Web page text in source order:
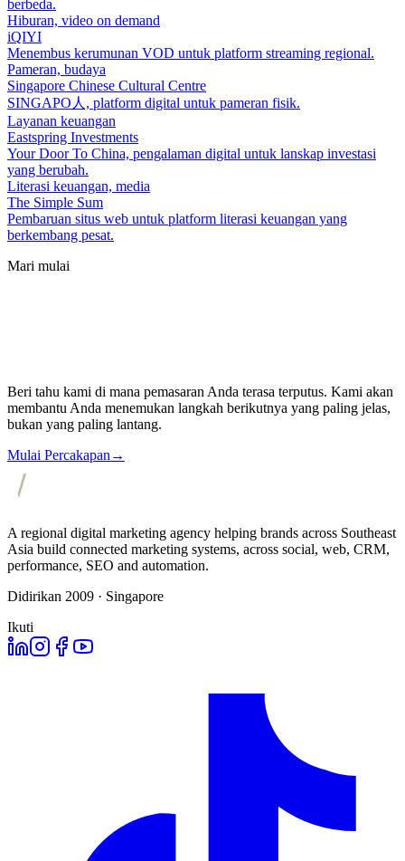
berbeda.
Hiburan, video on demand
iQIYI
Menembus kerumunan VOD untuk platform streaming regional.
Pameran, budaya
Singapore Chinese Cultural Centre
SINGAPO人, platform digital untuk pameran fisik.
Layanan keuangan
Eastspring Investments
Your Door To China, pengalaman digital untuk lanskap investasi
yang berubah.
Literasi keuangan, media
The Simple Sum
Pembaruan situs web untuk platform literasi keuangan yang
berkembang pesat.
Mari mulai
Beri tahu kami di mana pemasaran Anda terasa terputus. Kami akan
membantu Anda menemukan langkah berikutnya yang paling jelas,
bukan yang paling lantang.
Mulai Percakapan →
A regional digital marketing agency helping brands across Southeast
Asia build connected marketing systems, across social, web, CRM,
performance, SEO and automation.
Didirikan 2009 · Singapore
Ikuti